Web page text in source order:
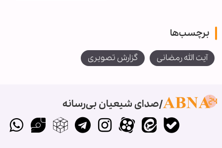
برچسب‌ها
آیت الله رمضانی گزارش تصویری
صدای شیعیان بی‌رسانه